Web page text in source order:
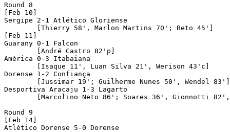
Round 8
[Feb 10]
Sergipe 2-1 Atlético Gloriense
[Feb 11]
Guarany 0-1 Falcon
América 0-3 Itabaiana
Dorense 1-2 Confiança
Desportiva Aracaju 1-3 Lagarto
Round 9
[Feb 14]
Atlético Dorense 5-0 Dorense